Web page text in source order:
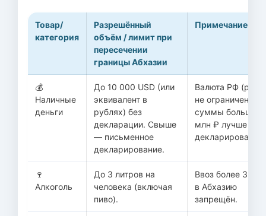
Товар/
категория
Разрешённый
объём / лимит при
пересечении
границы Абхазии
Примечание
💰
Наличные
деньги
До 10 000 USD (или
эквивалент в
рублях) без
декларации. Свыше
— письменное
декларирование.
Валюта РФ
не ограничена,
суммы больше 1
млн ₽ лучше
декларировать.
🍷
Алкоголь
До 3 литров на
человека (включая
пиво).
Ввоз более 3
в Абхазию
запрещён.